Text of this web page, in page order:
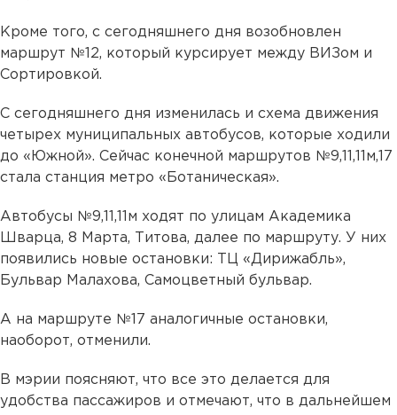
Кроме того, с сегодняшнего дня возобновлен
маршрут №12, который курсирует между ВИЗом и
Сортировкой.
С сегодняшнего дня изменилась и схема движения
четырех муниципальных автобусов, которые ходили
до «Южной». Сейчас конечной маршрутов №9,11,11м,17
стала станция метро «Ботаническая».
Автобусы №9,11,11м ходят по улицам Академика
Шварца, 8 Марта, Титова, далее по маршруту. У них
появились новые остановки: ТЦ «Дирижабль»,
Бульвар Малахова, Самоцветный бульвар.
А на маршруте №17 аналогичные остановки,
наоборот, отменили.
В мэрии поясняют, что все это делается для
удобства пассажиров и отмечают, что в дальнейшем